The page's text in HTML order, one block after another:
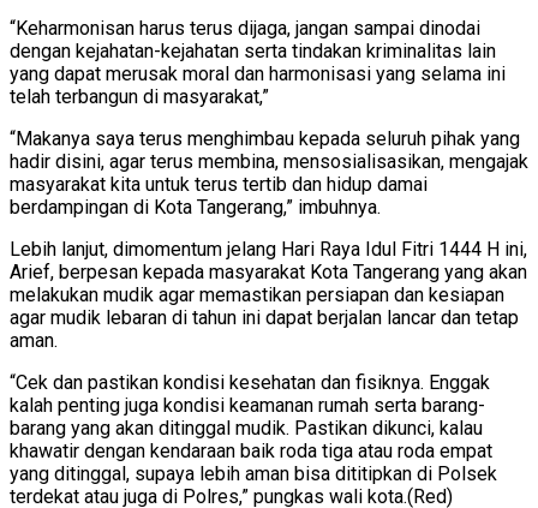
“Keharmonisan harus terus dijaga, jangan sampai dinodai
dengan kejahatan-kejahatan serta tindakan kriminalitas lain
yang dapat merusak moral dan harmonisasi yang selama ini
telah terbangun di masyarakat,”
“Makanya saya terus menghimbau kepada seluruh pihak yang
hadir disini, agar terus membina, mensosialisasikan, mengajak
masyarakat kita untuk terus tertib dan hidup damai
berdampingan di Kota Tangerang,” imbuhnya.
Lebih lanjut, dimomentum jelang Hari Raya Idul Fitri 1444 H ini,
Arief, berpesan kepada masyarakat Kota Tangerang yang akan
melakukan mudik agar memastikan persiapan dan kesiapan
agar mudik lebaran di tahun ini dapat berjalan lancar dan tetap
aman.
“Cek dan pastikan kondisi kesehatan dan fisiknya. Enggak
kalah penting juga kondisi keamanan rumah serta barang-
barang yang akan ditinggal mudik. Pastikan dikunci, kalau
khawatir dengan kendaraan baik roda tiga atau roda empat
yang ditinggal, supaya lebih aman bisa dititipkan di Polsek
terdekat atau juga di Polres,” pungkas wali kota.(Red)